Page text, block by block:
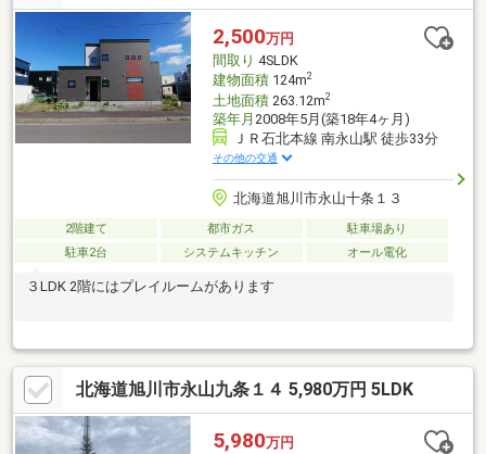
2,500万円
間取り 4SLDK
建物面積124m2
土地面積263.12m2
築年月 2008年5月(築18年4ヶ月)
ＪＲ石北本線 南永山駅 徒歩33分
その他の交通
北海道旭川市永山十条１３
2階建て 都市ガス
駐車場あり
駐車2台
システムキッチン オール電化
３LDK 2階にはプレイルームがあります
北海道旭川市永山九条１４ 5,980万円 5LDK
5,980万円